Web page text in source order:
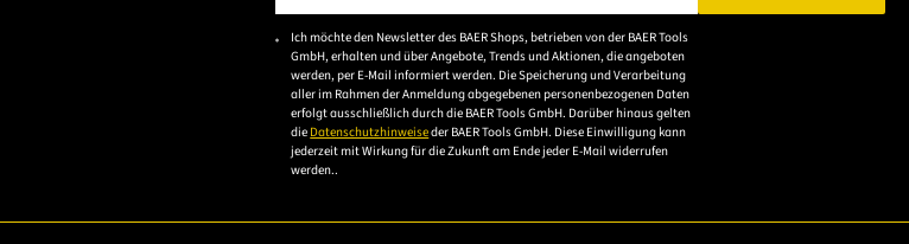
Bitte geben Sie eine gültige E-Mail-Adresse ein.
Ich möchte den Newsletter des BAER Shops, betrieben von der BAER Tools
GmbH, erhalten und über Angebote, Trends und Aktionen, die angeboten
werden, per E-Mail informiert werden. Die Speicherung und Verarbeitung
aller im Rahmen der Anmeldung abgegebenen personenbezogenen Daten
erfolgt ausschließlich durch die BAER Tools GmbH. Darüber hinaus gelten
die Datenschutzhinweiseder BAER Tools GmbH. Diese Einwilligung kann
jederzeit mit Wirkung für die Zukunft am Ende jeder E-Mail widerrufen
werden..